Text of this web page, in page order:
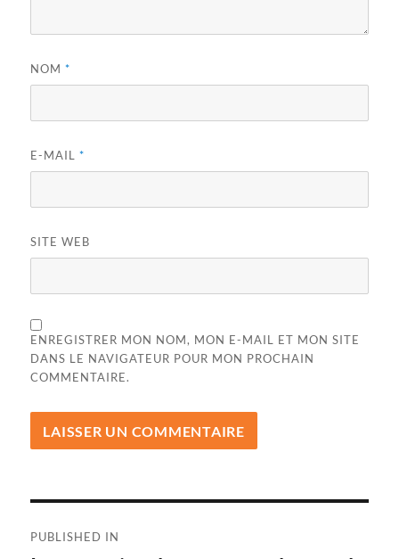
NOM*
E-MAIL*
SITE WEB
ENREGISTRER MON NOM, MON E-MAIL ET MON SITE
DANS LE NAVIGATEUR POUR MON PROCHAIN
COMMENTAIRE.
PUBLISHED IN